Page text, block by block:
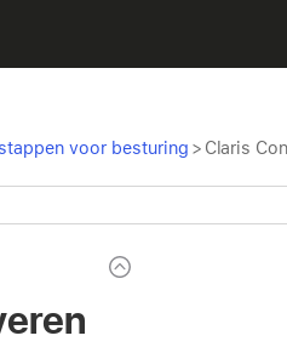
voor besturing > Claris